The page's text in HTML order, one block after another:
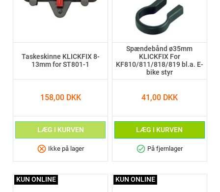
Taskeskinne KLICKFIX 8-
13mm for ST801-1
158,00 DKK
LÆG I KURVEN
cancel Ikke på lager
Spændebånd ø35mm
KLICKFIX For
KF810/811/818/819 bl.a. E-
bike styr
41,00 DKK
LÆG I KURVEN
check_circle På fjernlager
KUN ONLINE KUN ONLINE